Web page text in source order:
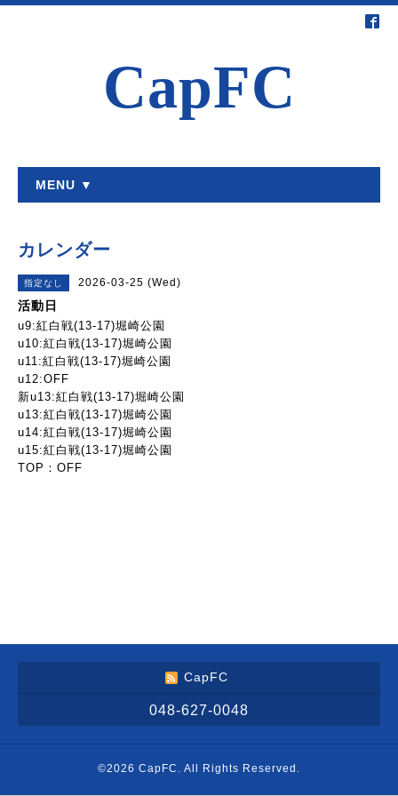
CapFC
MENU ▼
カレンダー
指定なし 2026-03-25 (Wed)
活動日
u9:紅白戦(13-17)堀崎公園
u10:紅白戦(13-17)堀崎公園
u11:紅白戦(13-17)堀崎公園
u12:OFF
新u13:紅白戦(13-17)堀崎公園
u13:紅白戦(13-17)堀崎公園
u14:紅白戦(13-17)堀崎公園
u15:紅白戦(13-17)堀崎公園
TOP：OFF
CapFC
048-627-0048
©2026 CapFC . All Rights Reserved.